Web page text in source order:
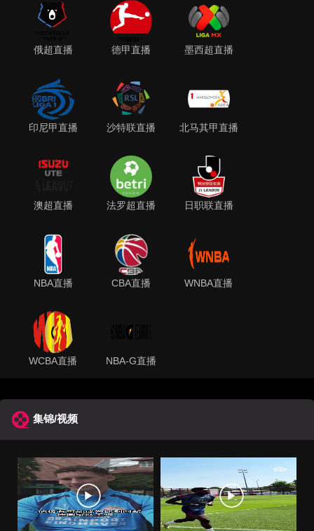
俄超直播 德甲直播 墨西超直播
印尼甲直播 沙特联直播 北马其甲直播
澳超直播 法罗超直播 日职联直播
NBA直播 CBA直播 WNBA直播
WCBA直播 NBA-G直播
集锦/视频